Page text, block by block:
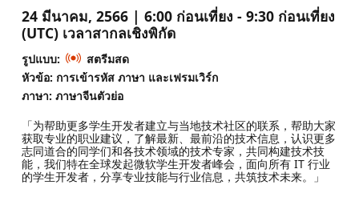
24 มีนาคม, 2566 | 6:00 ก่อนเที่ยง - 9:30 ก่อนเที่ยง
(UTC) เวลาสากลเชิงพิกัด
รูปแบบ:
สตรีมสด
หัวข้อ: การเข้ารหัส ภาษา และเฟรมเวิร์ก
ภาษา: ภาษาจีนตัวย่อ
「为帮助更多学生开发者建立与当地技术社区的联系，帮助大家
获取专业的职业建议，了解最新、最前沿的技术信息，认识更多
志同道合的同学们和各技术领域的技术专家，共同构建技术技
能，我们特在全球发起微软学生开发者峰会，面向所有 IT 行业
的学生开发者，分享专业技能与行业信息，共筑技术未来。」